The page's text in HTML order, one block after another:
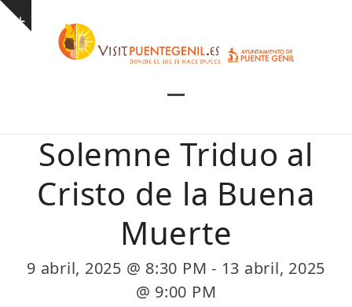
Skip
Show
mobile
menu
mobile
menu
Solemne Triduo al
Cristo de la Buena
Muerte
9 abril, 2025 @ 8:30 PM - 13 abril, 2025
@ 9:00 PM